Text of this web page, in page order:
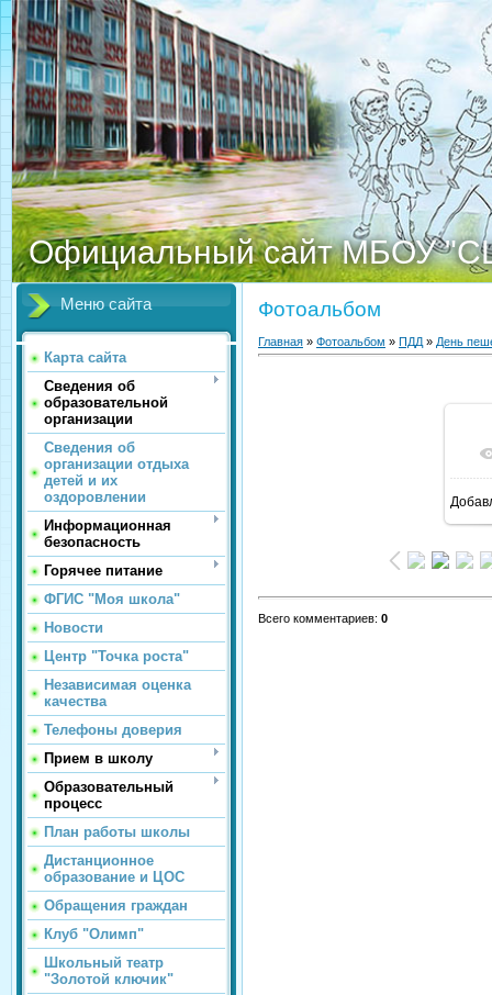
Официальный сайт МБОУ
Меню сайта
Карта сайта
Сведения об
образовательной
организации
Сведения об
организации отдыха
детей и их
оздоровлении
Информационная
безопасность
Горячее питание
ФГИС "Моя школа"
Новости
Центр "Точка роста"
Независимая оценка
качества
Телефоны доверия
Прием в школу
Образовательный
процесс
План работы школы
Дистанционное
образование и ЦОС
Обращения граждан
Клуб "Олимп"
Школьный театр
"Золотой ключик"
Фотоальбом
Главная » Фотоальбом » ПДД » День
Всего комментариев: 0